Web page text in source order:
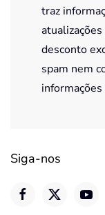
traz
desconto
spam nem
Siga-nos